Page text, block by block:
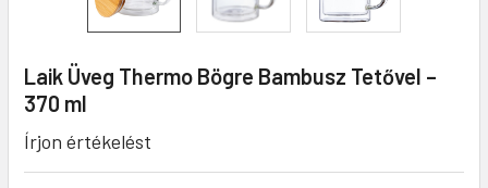
Laik Üveg Thermo Bögre Bambusz Tetővel –
370 ml
Írjon értékelést